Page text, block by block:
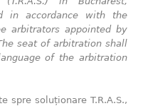
in accordance with the
arbitrators appointed by
seat of arbitration shall
of the arbitration
spre soluționare T.R.A.S.,